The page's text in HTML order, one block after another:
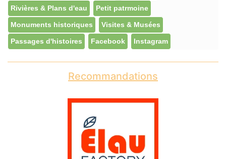
Rivières & Plans d'eau Petit patrmoine
Monuments historiques Visites & Musées
Passages d'histoires Facebook Instagram
Recommandations